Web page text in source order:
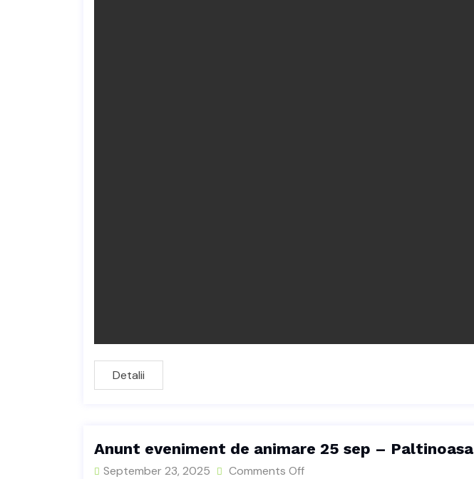
Detalii
Anunt eveniment de animare 25 sep – Paltinoasa
September 23, 2025 Comments Off